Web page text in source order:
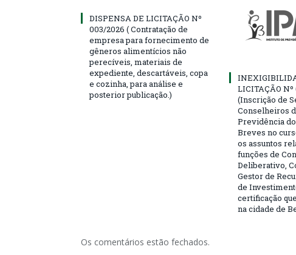
DISPENSA DE LICITAÇÃO Nº
003/2026 ( Contratação de
empresa para fornecimento de
gêneros alimentícios não
perecíveis, materiais de
expediente, descartáveis, copa
e cozinha, para análise e
posterior publicação.)
LICITAÇÃO
(Inscrição de
Conselheiros
Previdência
Breves no
os assuntos
funções de
Deliberativo,
Gestor de
de
certificação
na cidade de
Os comentários estão fechados.